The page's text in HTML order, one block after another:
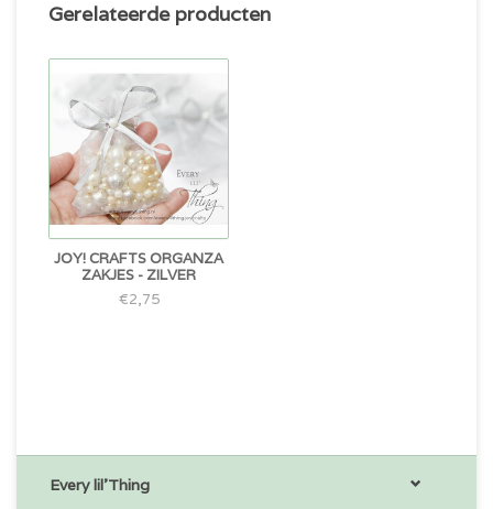
Gerelateerde producten
JOY! CRAFTS ORGANZA
ZAKJES - ZILVER
€2,75
Every lil'Thing